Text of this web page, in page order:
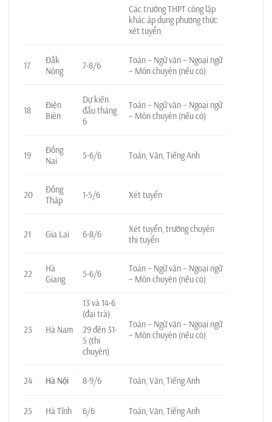
Các trường THPT công lập
khác áp dụng phương thức
xét tuyển.
17
Đắk
Nông
7-8/6
Toán – Ngữ văn – Ngoại ngữ
– Môn chuyên (nếu có)
18
Điện
Biên
Dự kiến
đầu tháng
6
Toán – Ngữ văn – Ngoại ngữ
– Môn chuyên (nếu có)
19
Đồng
Nai
5-6/6 Toán, Văn, Tiếng Anh
20
Đồng
Tháp
1-5/6 Xét tuyển
21 Gia Lai 6-8/6
Xét tuyển, trường chuyên
thi tuyển
22
Hà
Giang
5-6/6
Toán – Ngữ văn – Ngoại ngữ
– Môn chuyên (nếu có)
23 Hà Nam
13 và 14-6
(đại trà)
29 đến 31-
5 (thi
chuyên)
Toán – Ngữ văn – Ngoại ngữ
– Môn chuyên (nếu có)
24 Hà Nội 8-9/6 Toán, Văn, Tiếng Anh
25 Hà Tĩnh 6/6 Toán, Văn, Tiếng Anh